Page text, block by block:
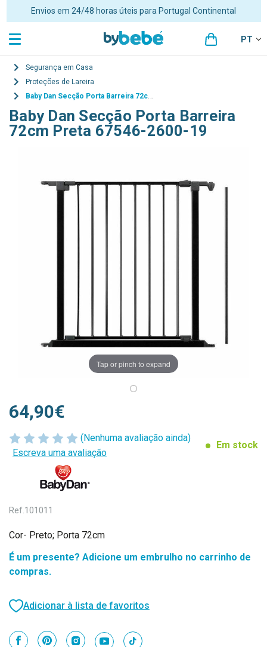
Envios em 24/48 horas úteis para Portugal Continental
PT
Segurança em Casa
Proteções de Lareira
Baby Dan Secção Porta Barreira 72cm Preta 67546-2600-19
Baby Dan Secção Porta Barreira
72cm Preta 67546-2600-19
Tap or pinch to expand
(Nenhuma avaliação ainda)
Escreva uma avaliação
Em stock
64,90€
Ref.101011
Cor- Preto; Porta 72cm
É um presente? Adicione um embrulho no carrinho de
compras.
Adicionar à lista de favoritos